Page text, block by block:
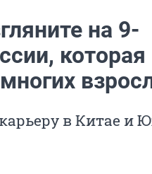
на 9-
которая
в Китае и